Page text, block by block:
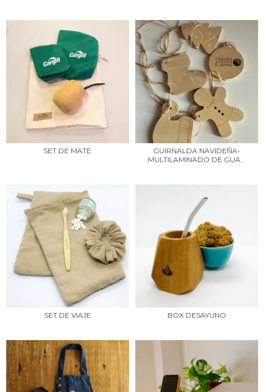
SET DE MATE
GUIRNALDA NAVIDEÑA-
MULTILAMINADO DE GUA...
SET DE VIAJE BOX DESAYUNO